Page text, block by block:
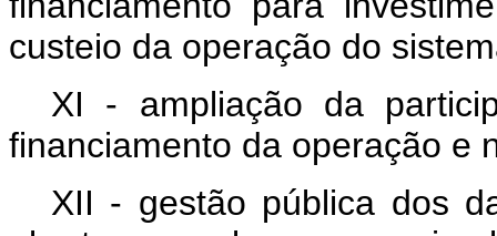
custeio da operação do
XI - ampliação da
financiamento da operação e
XII - gestão pública dos